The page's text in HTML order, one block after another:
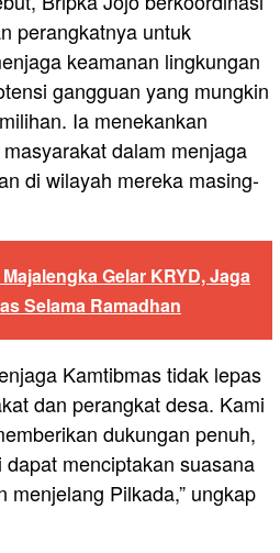
perangkatnya untuk
keamanan lingkungan
gangguan yang mungkin
Ia menekankan
dalam menjaga
di wilayah mereka masing-
Gelar KRYD, Jaga
Selama Ramadhan
Kamtibmas tidak lepas
dan perangkat desa. Kami
dukungan penuh,
menciptakan suasana
menjelang Pilkada,” ungkap